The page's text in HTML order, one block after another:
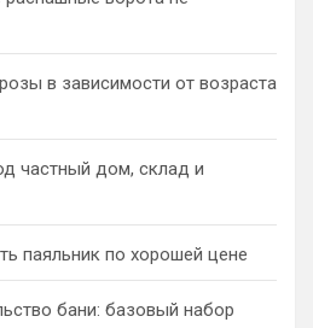
в зависимости от возраста
частный дом, склад и
паяльник по хорошей цене
бани: базовый набор